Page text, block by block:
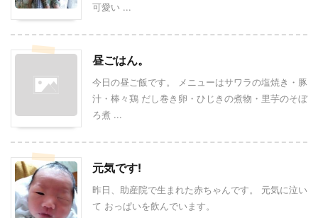
可愛い ...
昼ごはん。
今日の昼ご飯です。 メニューはサワラの塩焼き・豚
汁・棒々鶏 だし巻き卵・ひじきの煮物・里芋のそぼ
ろ煮 ...
元気です!
昨日、助産院で生まれた赤ちゃんです。 元気に泣い
て おっぱいを飲んでいます。